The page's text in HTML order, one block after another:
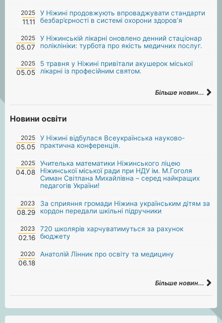
2025
11.11
У Ніжині продовжують впроваджувати стандарти
безбар’єрності в системі охорони здоров’я
2025
05.07
У Ніжинській лікарні оновлено денний стаціонар
поліклініки: турбота про якість медичних послуг.
2025
05.05
5 травня у Ніжині привітали акушерок міської
лікарні із професійним святом.
Більше новин...
Новини освіти
2025
05.05
У Ніжині відбулася Всеукраїнська науково-
практична конференція.
2025
04.08
Учителька математики Ніжинського ліцею
Ніжинської міської ради при НДУ ім. М.Гоголя
Симан Світлана Михайлівна – серед найкращих
педагогів України!
2023
08.29
За сприяння громади Ніжина українським дітям за
кордон передали шкільні підручники
2023
02.16
720 школярів харчуватимуться за рахунок
бюджету
2020
06.18
Анатолій Лінник про освіту та медицину
Більше новин...